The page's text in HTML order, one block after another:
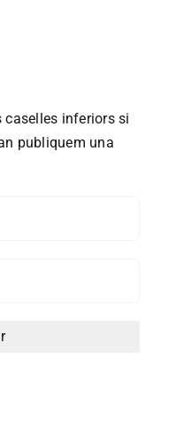
caselles inferiors si
publiquem una